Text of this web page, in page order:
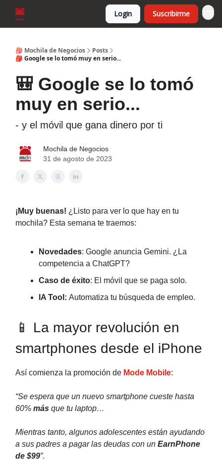
Login Suscribirme
🎒 Mochila de Negocios
Posts
🎒 Google se lo tomó muy en serio...
🎒 Google se lo tomó
muy en serio...
- y el móvil que gana dinero por ti
Mochila de Negocios
31 de agosto de 2023
¡Muy buenas! ¿Listo para ver lo que hay en tu
mochila? Esta semana te traemos:
Novedades: Google anuncia Gemini. ¿La
competencia a ChatGPT?
Caso de éxito: El móvil que se paga solo.
IA Tool: Automatiza tu búsqueda de empleo.
📱 La mayor revolución en
smartphones desde el iPhone
Así comienza la promoción de Mode Mobile:
“Se espera que un nuevo smartphone cueste hasta
60% más que tu laptop…
Mientras tanto, algunos adolescentes están ayudando
a sus padres a pagar las deudas con un EarnPhone
de $99”.